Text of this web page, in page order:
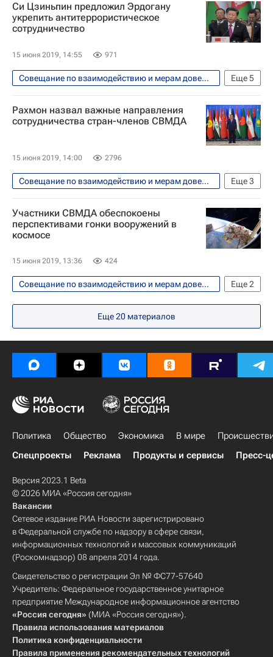
ООН
ОБСЕ Томас Гремингер
Си Цзиньпин предложил Эрдогану
укрепить антитеррористическое
сотрудничество
15 июня 2019, 14:55 971
Еще5
Совещание по взаимодействию и мерам доверия в Азии (СВМДА)
В мире
Реджеп Тайип Эрдоган
Турция
Китай Си Цзиньпин
Рахмон назвал важные направления
сотрудничества стран-членов СВМДА
15 июня 2019, 14:00 2796
Еще3
Совещание по взаимодействию и мерам доверия в Азии (СВМДА)
В мире
Азия Эмомали Рахмон
Участники СВМДА обеспокоены
перспективами гонки вооружений в
космосе
15 июня 2019, 13:36 424
Еще2
Совещание по взаимодействию и мерам доверия в Азии (СВМДА)
В мире
Азия
Еще20 материалов
Политика Общество Экономика В мире
Спецпроекты
Реклама Продукты и сервисы Пресс-
Версия 2023.1 Beta
© 2026 МИА «Россия сегодня»
Вакансии
Сетевое издание РИА Новости зарегистрировано
в Федеральной службе по надзору в сфере связи,
информационных технологий и массовых коммуникаций
(Роскомнадзор) 08 апреля 2014 года.
Свидетельство о регистрации Эл № ФС77-57640
Учредитель: Федеральное государственное унитарное
предприятие Международное информационное агентство
«Россия сегодня» (МИА «Россия сегодня»).
Правила использования материалов
Политика конфиденциальности
Правила применения рекомендательных технологий